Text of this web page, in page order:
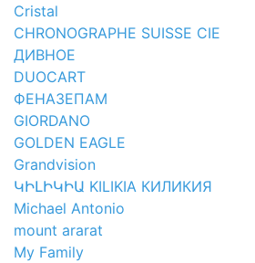
Cristal
CHRONOGRAPHE SUISSE CIE
ДИВНОЕ
DUOCART
ФЕНАЗЕПАМ
GIORDANO
GOLDEN EAGLE
Grandvision
ԿԻԼԻԿԻԱ KILIKIA КИЛИКИЯ
Michael Antonio
mount ararat
My Family